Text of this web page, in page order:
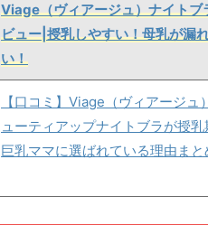
Viage（ヴィアージュ）ナイトブ
ビュー|授乳しやすい！母乳が漏
い！
【口コミ】Viage（ヴィアージュ
ューティアップナイトブラが授乳
巨乳ママに選ばれている理由まと